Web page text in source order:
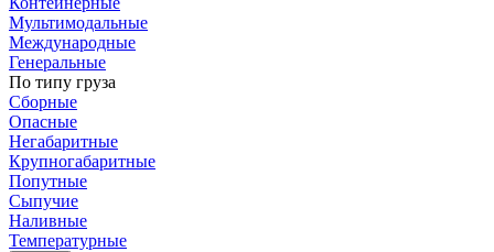
Мультимодальные
Международные
Генеральные
По типу груза
Сборные
Опасные
Негабаритные
Крупногабаритные
Попутные
Сыпучие
Наливные
Температурные